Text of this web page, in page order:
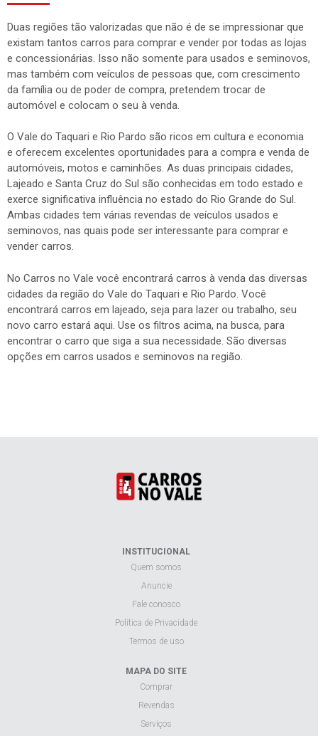
Duas regiões tão valorizadas que não é de se impressionar que
existam tantos carros para comprar e vender por todas as lojas
e concessionárias. Isso não somente para usados e seminovos,
mas também com veículos de pessoas que, com crescimento
da família ou de poder de compra, pretendem trocar de
automóvel e colocam o seu à venda.
O Vale do Taquari e Rio Pardo são ricos em cultura e economia
e oferecem excelentes oportunidades para a compra e venda de
automóveis, motos e caminhões. As duas principais cidades,
Lajeado e Santa Cruz do Sul são conhecidas em todo estado e
exerce significativa influência no estado do Rio Grande do Sul.
Ambas cidades tem várias revendas de veículos usados e
seminovos, nas quais pode ser interessante para comprar e
vender carros.
No Carros no Vale você encontrará carros à venda das diversas
cidades da região do Vale do Taquari e Rio Pardo. Você
encontrará carros em lajeado, seja para lazer ou trabalho, seu
novo carro estará aqui. Use os filtros acima, na busca, para
encontrar o carro que siga a sua necessidade. São diversas
opções em carros usados e seminovos na região.
INSTITUCIONAL
Quem somos
Anuncie
Fale conosco
Política de Privacidade
Termos de uso
MAPA DO SITE
Comprar
Revendas
Serviços